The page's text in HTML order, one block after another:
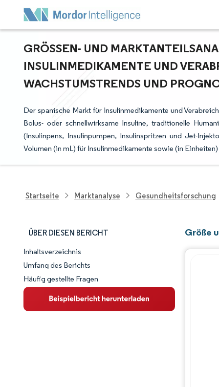
GRÖSSEN- UND
NSULINMEDIKAMENTE UND
ACHSTUMSTRENDS UND
Der spanische Markt für Insulinmedikamente und
Bolus- oder schnellwirksame Insuline, traditionelle
(Insulinpens, Insulinpumpen, Insulinspritzen und Jet-
Volumen (in mL) für Insulinmedikamente sowie (in
Startseite Marktanalyse Gesundheitsforschung
ÜBER DIESEN BERICHT
Marktschnappschuss
Marktübersicht
Wichtige Markttrends
Inhaltsverzeichnis
Umfang des Berichts
Häufig gestellte Fragen
Größe